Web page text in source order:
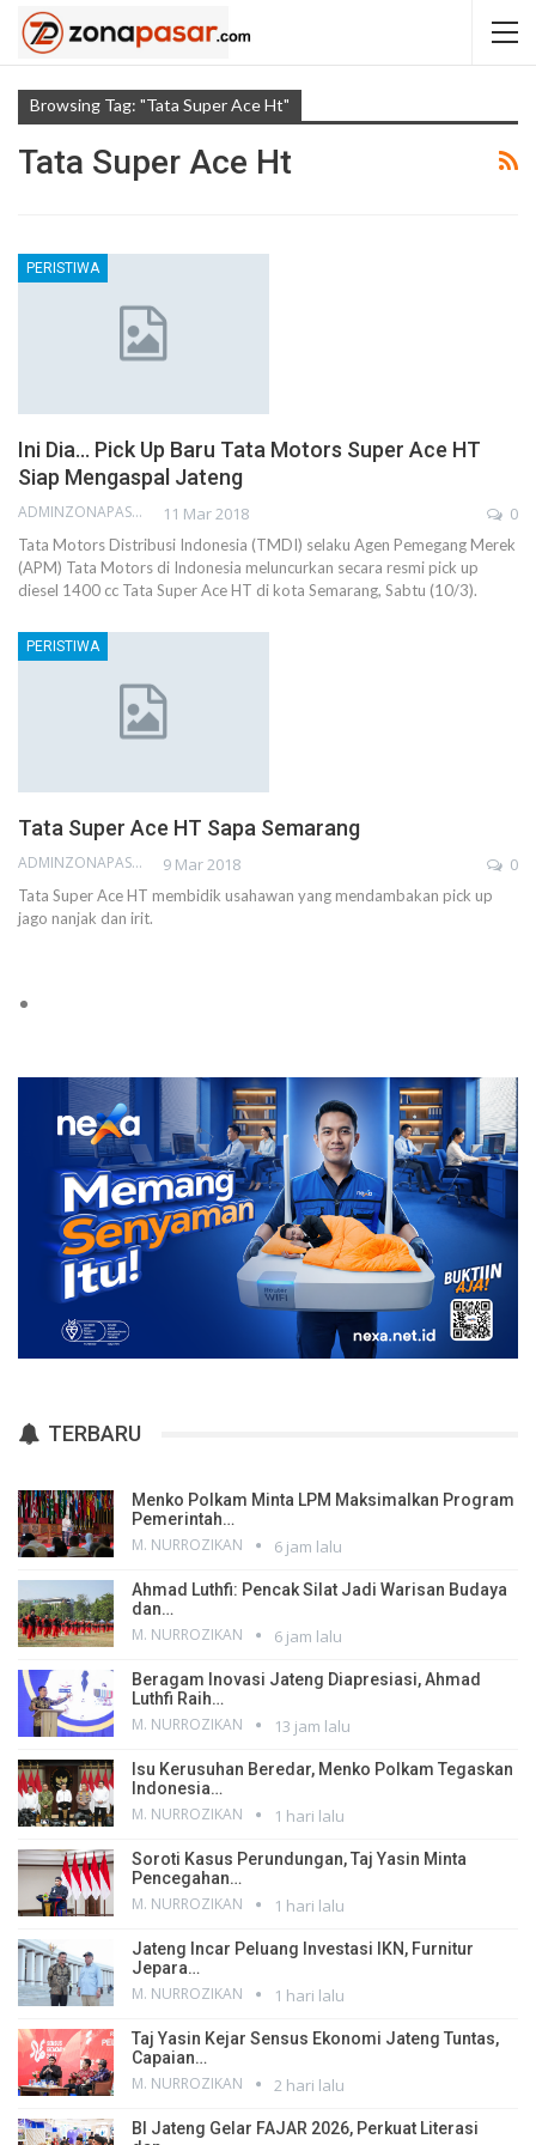
Browsing Tag: "tata Super Ace Ht"
Tata Super Ace Ht
PERISTIWA
Ini Dia… Pick Up Baru Tata Motors Super Ace HT
Siap Mengaspal Jateng
ADMINZONAPASAR 11 Mar 2018 0
Tata Motors Distribusi Indonesia (TMDI) selaku Agen Pemegang Merek
(APM) Tata Motors di Indonesia meluncurkan secara resmi pick up
diesel 1400 cc Tata Super Ace HT di kota Semarang, Sabtu (10/3).
PERISTIWA
Tata Super Ace HT Sapa Semarang
ADMINZONAPASAR 9 Mar 2018 0
Tata Super Ace HT membidik usahawan yang mendambakan pick up
jago nanjak dan irit.
TERBARU
Menko Polkam Minta LPM Maksimalkan Program
Pemerintah…
M. NURROZIKAN 6 jam lalu
Ahmad Luthfi: Pencak Silat Jadi Warisan Budaya
dan…
M. NURROZIKAN 6 jam lalu
Beragam Inovasi Jateng Diapresiasi, Ahmad
Luthfi Raih…
M. NURROZIKAN 13 jam lalu
Isu Kerusuhan Beredar, Menko Polkam Tegaskan
Indonesia…
M. NURROZIKAN 1 hari lalu
Soroti Kasus Perundungan, Taj Yasin Minta
Pencegahan…
M. NURROZIKAN 1 hari lalu
Jateng Incar Peluang Investasi IKN, Furnitur
Jepara…
M. NURROZIKAN 1 hari lalu
Taj Yasin Kejar Sensus Ekonomi Jateng Tuntas,
Capaian…
M. NURROZIKAN 2 hari lalu
BI Jateng Gelar FAJAR 2026, Perkuat Literasi